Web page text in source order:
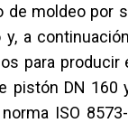
de moldeo por
a
para
pistón DN
ISO